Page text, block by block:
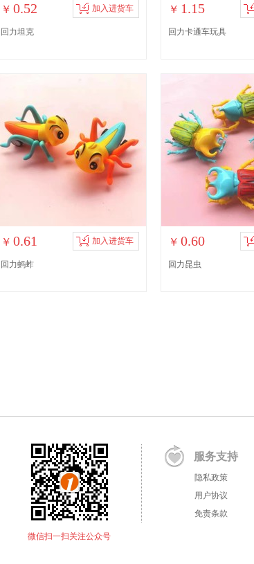
￥ 0.52 加入进货车
回力坦克
￥ 1.15
回力卡通车玩具
￥ 0.61 加入进货车
回力蚂蚱
￥ 0.60
回力昆虫
服务支持
隐私政策
用户协议
免责条款
微信扫一扫关注公众号